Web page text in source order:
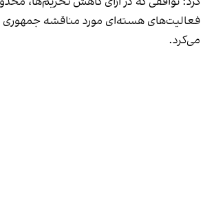
فعالیت‌های هسته‌ای مورد مناقشه جمهوری
می‌کرد.